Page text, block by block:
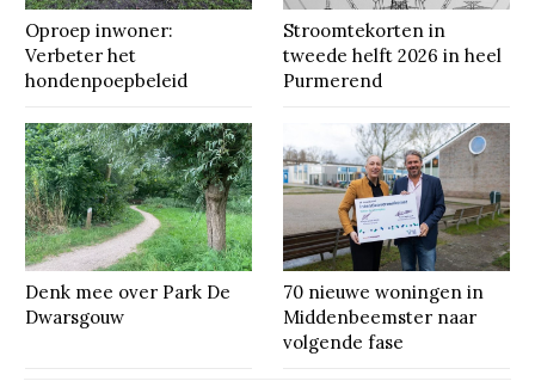
Oproep inwoner:
Verbeter het
hondenpoepbeleid
Stroomtekorten in
tweede helft 2026 in heel
Purmerend
Denk mee over Park De
Dwarsgouw
70 nieuwe woningen in
Middenbeemster naar
volgende fase